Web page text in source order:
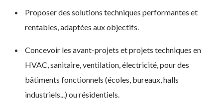
Proposer des solutions techniques performantes et
rentables, adaptées aux objectifs.
Concevoir les avant-projets et projets techniques en
HVAC, sanitaire, ventilation, électricité, pour des
bâtiments fonctionnels (écoles, bureaux, halls
industriels...) ou résidentiels.